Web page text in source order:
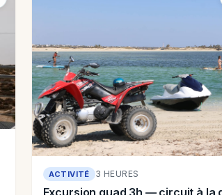
ACTIVITÉ 3 HEURES